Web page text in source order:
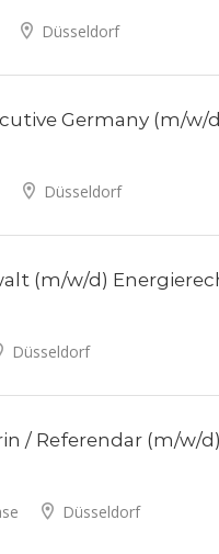
Düsseldorf
Germany (m/w/
Düsseldorf
(m/w/d)
Düsseldorf
/ Referendar (m/w/d)
Düsseldorf